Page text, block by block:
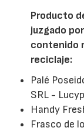
Producto
juzgado
contenido
reciclaje:
Palé
SRL -
Handy
Frasco de